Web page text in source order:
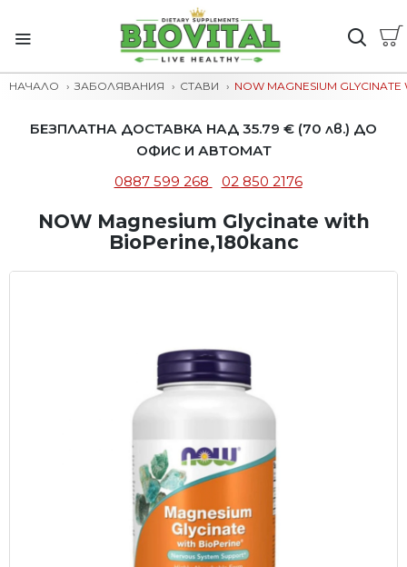
НАЧАЛО ЗАБОЛЯВАНИЯ СТАВИ NOW MAGNESIUM
БЕЗПЛАТНА ДОСТАВКА НАД 35.79 € (70 лв.) ДО
ОФИС И АВТОМАТ
0887 599 268
02 850 2176
NOW Magnesium Glycinate with
BioPerine,180капс